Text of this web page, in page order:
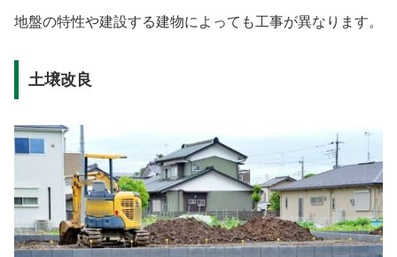
地盤の特性や建設する建物によっても工事が異なります。
土壌改良